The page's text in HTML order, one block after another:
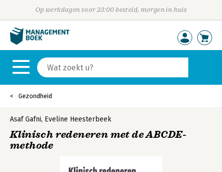
Op werkdagen voor 23:00 besteld, morgen in huis
Gezondheid
Asaf Gafni, Eveline Heesterbeek
Klinisch redeneren met de ABCDE-
methode